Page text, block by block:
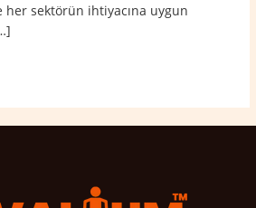
sektörün ihtiyacına uygun